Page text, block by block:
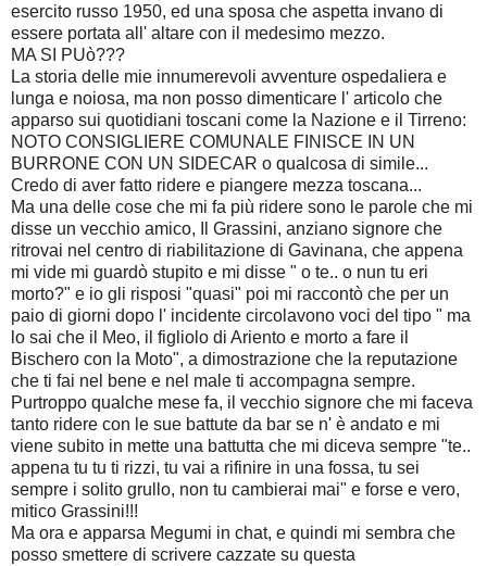
esercito russo 1950, ed una sposa che aspetta invano di
essere portata all' altare con il medesimo mezzo.
MA SI PUò???
La storia delle mie innumerevoli avventure ospedaliera e
lunga e noiosa, ma non posso dimenticare l' articolo che
apparso sui quotidiani toscani come la Nazione e il Tirreno:
NOTO CONSIGLIERE COMUNALE FINISCE IN UN
BURRONE CON UN SIDECAR o qualcosa di simile...
Credo di aver fatto ridere e piangere mezza toscana...
Ma una delle cose che mi fa più ridere sono le parole che mi
disse un vecchio amico, Il Grassini, anziano signore che
ritrovai nel centro di riabilitazione di Gavinana, che appena
mi vide mi guardò stupito e mi disse " o te.. o nun tu eri
morto?" e io gli risposi "quasi" poi mi raccontò che per un
paio di giorni dopo l' incidente circolavono voci del tipo " ma
lo sai che il Meo, il figliolo di Ariento e morto a fare il
Bischero con la Moto", a dimostrazione che la reputazione
che ti fai nel bene e nel male ti accompagna sempre.
Purtroppo qualche mese fa, il vecchio signore che mi faceva
tanto ridere con le sue battute da bar se n' è andato e mi
viene subito in mette una battutta che mi diceva sempre "te..
appena tu tu ti rizzi, tu vai a rifinire in una fossa, tu sei
sempre i solito grullo, non tu cambierai mai" e forse e vero,
mitico Grassini!!!
Ma ora e apparsa Megumi in chat, e quindi mi sembra che
posso smettere di scrivere cazzate su questa